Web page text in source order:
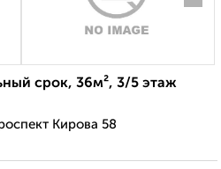
срок, 36м², 3/5 этаж
Кирова 58